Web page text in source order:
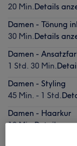
20 Min.Details
Damen - Tönung
30 Min.Details
Damen -
1 Std. 30 Min.
Damen - Styling
45 Min. - 1 Std.
Damen - Haarkur
10 Min.Details